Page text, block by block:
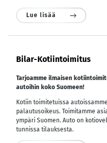
Lue lisää
Bilar-Kotiintoimitus
Tarjoamme ilmaisen
autoihin koko Suomeen!
Kotiin toimitetuissa
palautusoikeus. Toimitamme
ympäri Suomen. Auto on
tunnissa tilauksesta.